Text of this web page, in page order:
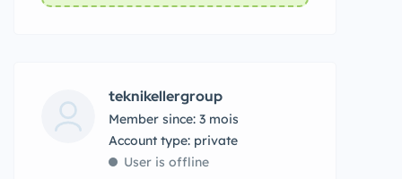
teknikellergroup
Member since: 3 mois
account type: private
User is offline